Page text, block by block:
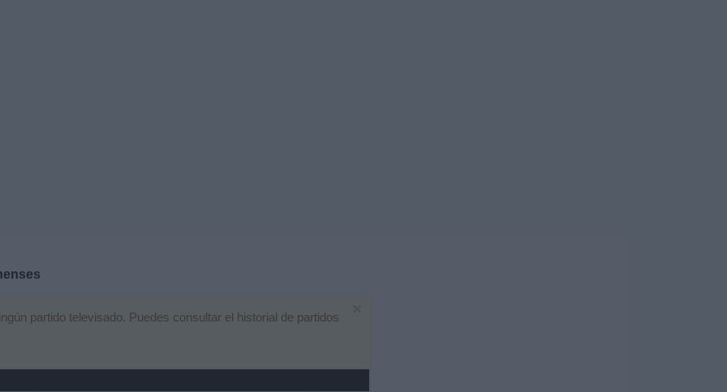
partido televisado. Puedes consultar el historial de partidos